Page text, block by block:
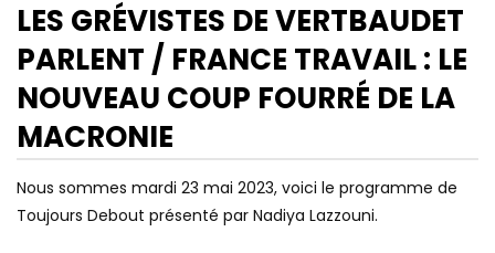
Watch Later
06:51
RETRAITES: LA COLÈRE
L’EMPORTERA-T-ELLE SUR LA
FATIGUE ?
02:55
« LE PATRONAT NE
LÂCHER FACE À DES
ANAÏS, GRÉVISTE
LES GRÉVISTES DE VERTBAUDET
PARLENT / FRANCE TRAVAIL : LE
NOUVEAU COUP FOURRÉ DE LA
MACRONIE
Nous sommes mardi 23 mai 2023, voici le programme de
Toujours Debout présenté par Nadiya Lazzouni.